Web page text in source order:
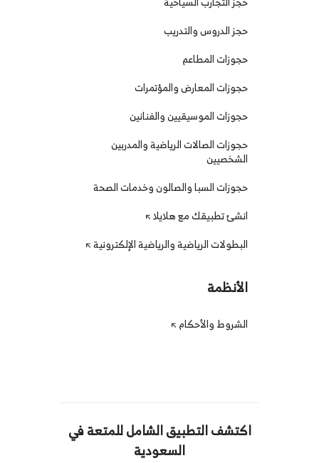
حجز الدروس والتدريب
حجوزات المطاعم
حجوزات المعارض والمؤتمرات
حجوزات الموسيقيين والفنانين
حجوزات الصالات الرياضية والمدربين
الشخصيين
حجوزات السبا والصالون وخدمات الصحة
انشئ تطبيقك مع هلايلا
البطولات الرياضية والرياضية الإلكترونية
الأنظمة
الشروط والأحكام
اكتشف التطبيق الشامل للمتعة في
السعودية